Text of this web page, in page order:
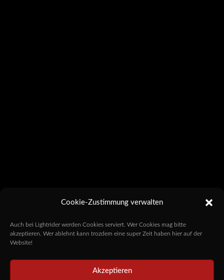
Cookie-Zustimmung verwalten
Auch bei Lightrider werden Cookies serviert. Wer Cookies mag bitte
akzeptieren. Wer ablehnt kann trozdem eine super Zeit haben hier auf der
Website!
Akzeptieren